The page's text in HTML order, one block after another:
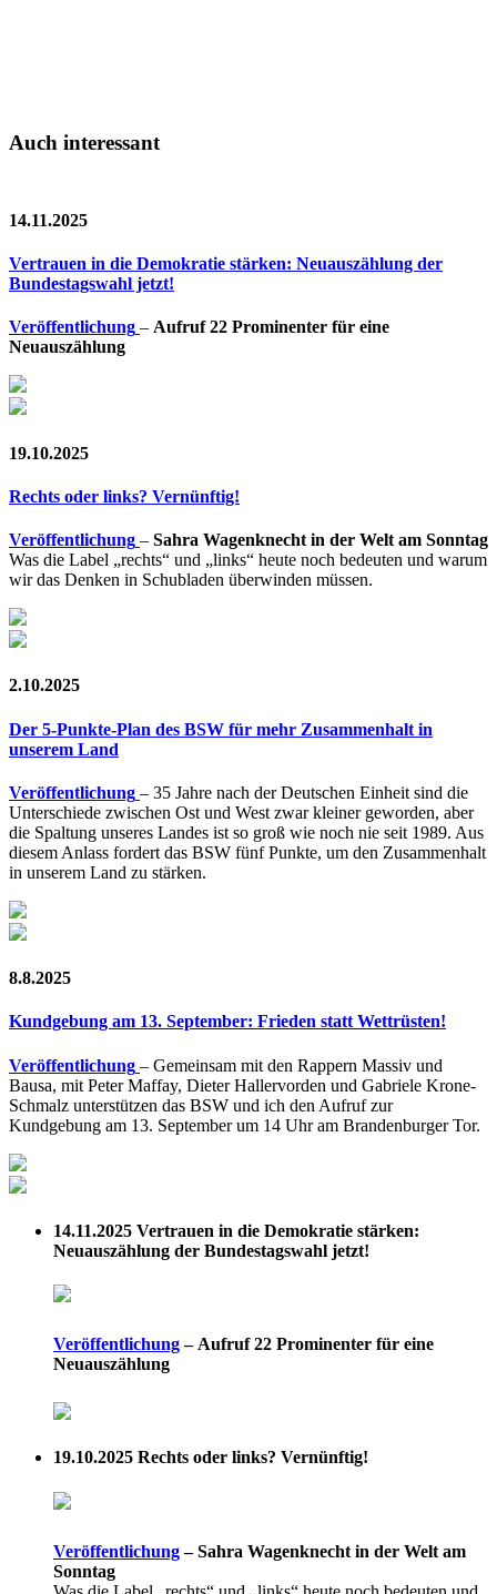
Auch interessant
14.11.2025
Vertrauen in die Demokratie stärken: Neuauszählung der
Bundestagswahl jetzt!
Veröffentlichung – Aufruf 22 Prominenter für eine
Neuauszählung
19.10.2025
Rechts oder links? Vernünftig!
Veröffentlichung – Sahra Wagenknecht in der Welt am Sonntag
Was die Label „rechts“ und „links“ heute noch bedeuten und warum
wir das Denken in Schubladen überwinden müssen.
2.10.2025
Der 5-Punkte-Plan des BSW für mehr Zusammenhalt in
unserem Land
Veröffentlichung – 35 Jahre nach der Deutschen Einheit sind die
Unterschiede zwischen Ost und West zwar kleiner geworden, aber
die Spaltung unseres Landes ist so groß wie noch nie seit 1989. Aus
diesem Anlass fordert das BSW fünf Punkte, um den Zusammenhalt
in unserem Land zu stärken.
8.8.2025
Kundgebung am 13. September: Frieden statt Wettrüsten!
Veröffentlichung – Gemeinsam mit den Rappern Massiv und
Bausa, mit Peter Maffay, Dieter Hallervorden und Gabriele Krone-
Schmalz unterstützen das BSW und ich den Aufruf zur
Kundgebung am 13. September um 14 Uhr am Brandenburger Tor.
14.11.2025 Vertrauen in die Demokratie stärken:
Neuauszählung der Bundestagswahl jetzt!
Veröffentlichung– Aufruf 22 Prominenter für eine
Neuauszählung
19.10.2025 Rechts oder links? Vernünftig!
Veröffentlichung– Sahra Wagenknecht in der Welt am
Sonntag